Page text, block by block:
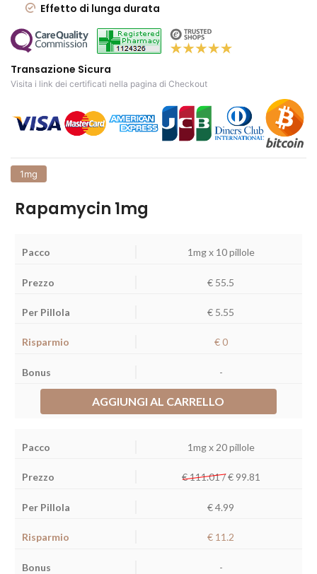
Effetto di lunga durata
Transazione Sicura
Visita i link dei certificati nella pagina di Checkout
1mg
Rapamycin 1mg
1mg x 10 pillole
€ 55.5
€ 5.55
€ 0
-
AGGIUNGI AL CARRELLO
1mg x 20 pillole
€ 111.01 /€ 99.81
€ 4.99
€ 11.2
-